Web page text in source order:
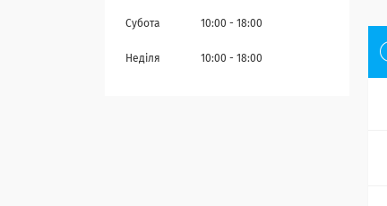
Субота 10:00 18:00
Неділя 10:00 18:00